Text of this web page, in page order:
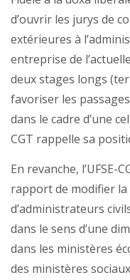
d’ouvrir les jurys de
extérieures à
entreprise de
deux stages longs
favoriser les
dans le cadre d’une
CGT rappelle sa
En revanche,
rapport de modifier
d’administrateurs
dans le sens d’une
dans les ministères
des ministères